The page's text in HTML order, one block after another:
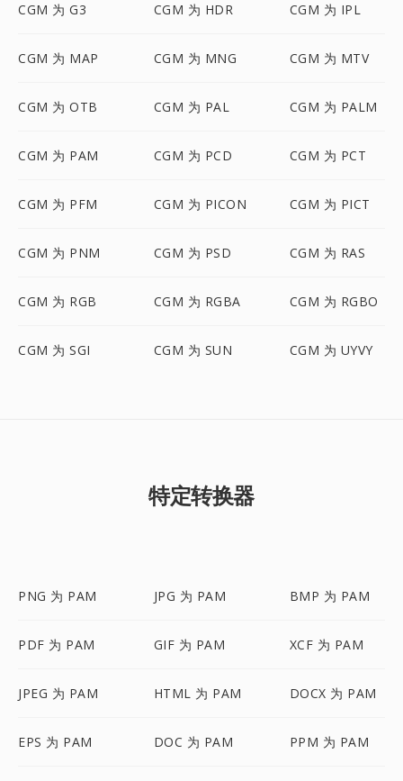
CGM 为 G3 CGM 为 HDR CGM 为 IPL
CGM 为 MAP CGM 为 MNG CGM 为 MTV
CGM 为 OTB CGM 为 PAL CGM 为 PALM
CGM 为 PAM CGM 为 PCD CGM 为 PCT
CGM 为 PFM CGM 为 PICON CGM 为 PICT
CGM 为 PNM CGM 为 PSD CGM 为 RAS
CGM 为 RGB CGM 为 RGBA CGM 为 RGBO
CGM 为 SGI CGM 为 SUN CGM 为 UYVY
特定转换器
PNG 为 PAM JPG 为 PAM BMP 为 PAM
PDF 为 PAM GIF 为 PAM XCF 为 PAM
JPEG 为 PAM HTML 为 PAM DOCX 为 PAM
EPS 为 PAM DOC 为 PAM PPM 为 PAM